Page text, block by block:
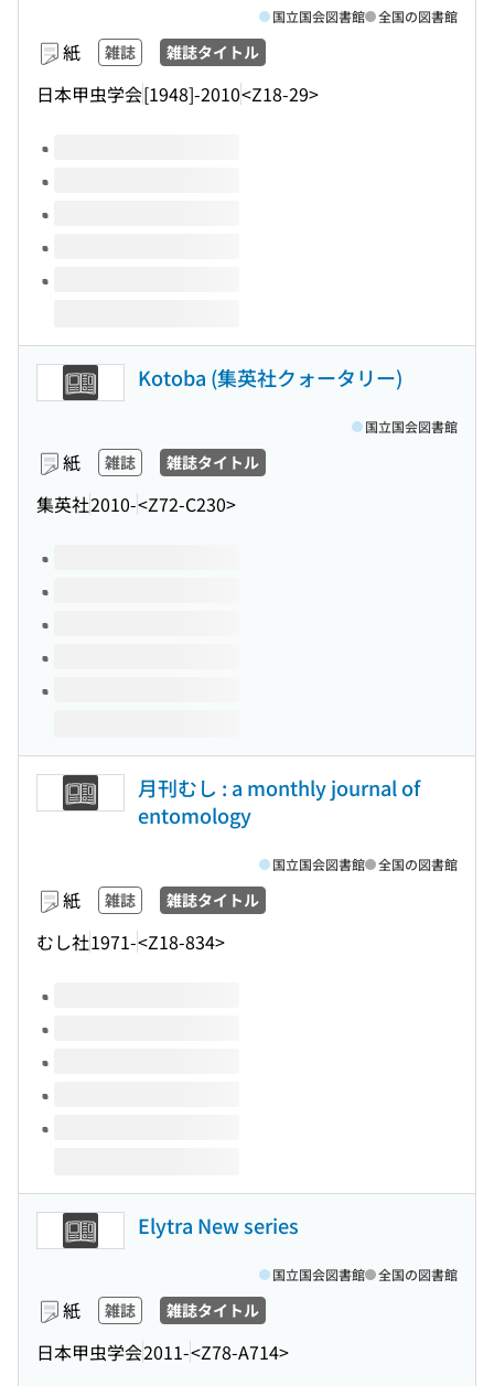
紙 雑誌 雑誌タイトル
日本甲虫学会[1948]-2010<Z18-29>
国立国会図書館 全国の図書館
このタイトルの巻号
Kotoba (集英社クォータリー)
紙 雑誌 雑誌タイトル
集英社2010-<Z72-C230>
国立国会図書館
このタイトルの巻号
月刊むし : a monthly journal of
entomology
紙 雑誌 雑誌タイトル
むし社1971-<Z18-834>
国立国会図書館 全国の図書館
このタイトルの巻号
Elytra New series
紙 雑誌 雑誌タイトル
日本甲虫学会2011-<Z78-A714>
国立国会図書館 全国の図書館